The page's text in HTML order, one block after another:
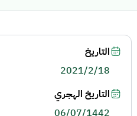
التاريخ
2021/2/18
التاريخ الهجري
06/07/1442